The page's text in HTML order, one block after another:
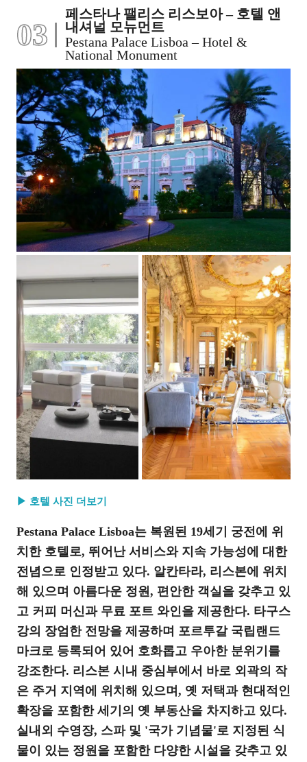
03
페스타나 팰리스 리스보아 – 호텔 앤
내셔널 모뉴먼트
Pestana Palace Lisboa – Hotel &
National Monument
▶ 호텔 사진 더보기
Pestana Palace Lisboa는 복원된 19세기 궁전에 위
치한 호텔로, 뛰어난 서비스와 지속 가능성에 대한
전념으로 인정받고 있다. 알칸타라, 리스본에 위치
해 있으며 아름다운 정원, 편안한 객실을 갖추고 있
고 커피 머신과 무료 포트 와인을 제공한다. 타구스
강의 장엄한 전망을 제공하며 포르투갈 국립랜드
마크로 등록되어 있어 호화롭고 우아한 분위기를
강조한다. 리스본 시내 중심부에서 바로 외곽의 작
은 주거 지역에 위치해 있으며, 옛 저택과 현대적인
확장을 포함한 세기의 옛 부동산을 차지하고 있다.
실내외 수영장, 스파 및 '국가 기념물'로 지정된 식
물이 있는 정원을 포함한 다양한 시설을 갖추고 있